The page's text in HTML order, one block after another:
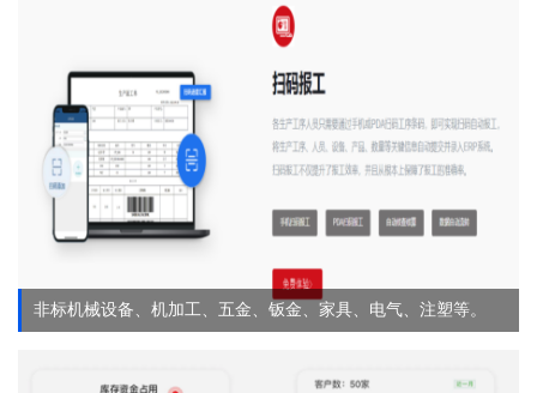
非标机械设备、机加工、五金、钣金、家具、电气、注塑等。